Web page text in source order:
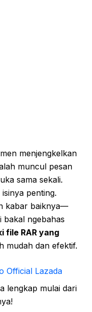
menjengkelkan
muncul pesan
sama sekali.
penting.
kabar baiknya—
bakal ngebahas
file RAR yang
mudah dan efektif.
Official Lazada
lengkap mulai dari